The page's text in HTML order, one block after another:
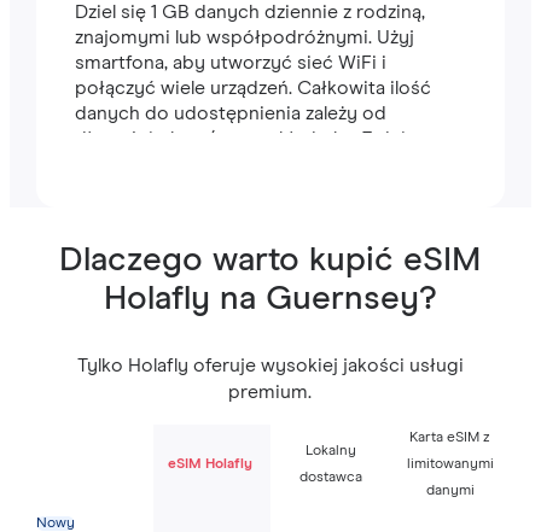
Dziel się 1 GB danych dziennie z rodziną,
znajomymi lub współpodróżnymi. Użyj
smartfona, aby utworzyć sieć WiFi i
połączyć wiele urządzeń. Całkowita ilość
danych do udostępnienia zależy od
długości planu (na przykład plan 7-dniowy
Dlaczego warto kupić eSIM
Holafly na Guernsey?
Tylko Holafly oferuje wysokiej jakości usługi
premium.
eSIM Holafly
Lokalny
dostawca
Karta eSIM z
limitowanymi
danymi
Nowy